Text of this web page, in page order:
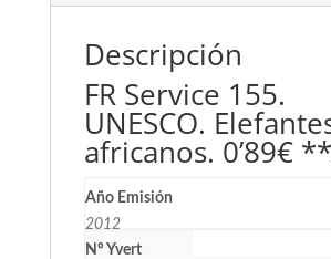
Descripción
FR Service 155.
UNESCO.
africanos. 0’89€
Año Emisión
2012
Nº Yvert